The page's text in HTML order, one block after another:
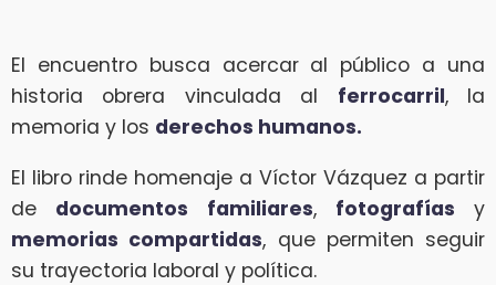
El encuentro busca acercar al público a una
historia obrera vinculada al ferrocarril, la
memoria y los derechos humanos.
El libro rinde homenaje a Víctor Vázquez a partir
de documentos familiares, fotografías y
memorias compartidas, que permiten seguir
su trayectoria laboral y política.